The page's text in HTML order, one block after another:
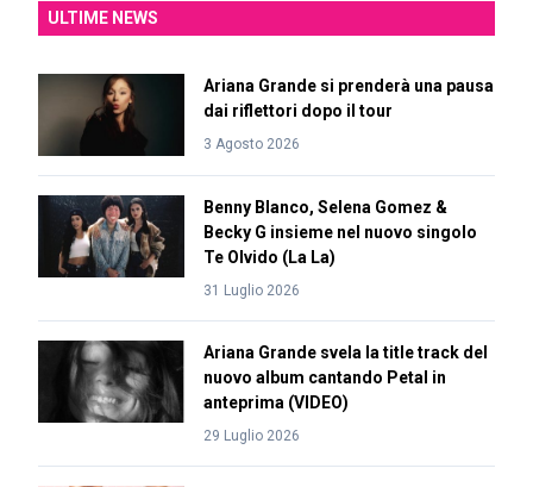
ULTIME NEWS
Ariana Grande si prenderà una pausa
dai riflettori dopo il tour
3 Agosto 2026
Benny Blanco, Selena Gomez &
Becky G insieme nel nuovo singolo
Te Olvido (La La)
31 Luglio 2026
Ariana Grande svela la title track del
nuovo album cantando Petal in
anteprima (VIDEO)
29 Luglio 2026